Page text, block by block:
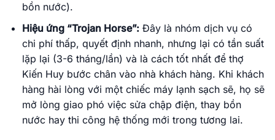
bồn nước).
Hiệu ứng “Trojan Horse”:Đây là nhóm dịch vụ có
chi phí thấp, quyết định nhanh, nhưng lại có tần suất
lặp lại (3-6 tháng/lần) và là cách tốt nhất để thợ
Kiến Huy bước chân vào nhà khách hàng. Khi khách
hàng hài lòng với một chiếc máy lạnh sạch sẽ, họ sẽ
mở lòng giao phó việc sửa chập điện, thay bồn
nước hay thi công hệ thống mới trong tương lai.